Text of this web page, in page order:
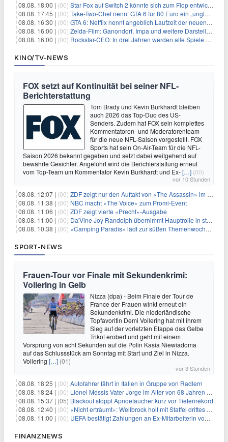
08.08. 18:00 | (00) Star Fox auf Switch 2 könnte sich zum Flop entwickeln
08.08. 17:45 | (00) Take-Two-Chef nennt GTA 6 für 80 Euro ein „unglaubliches Schnäppchen“
08.08. 16:30 | (00) GTA 6: Netflix nennt angeblich Laufzeit der neuen Gameplay-Präsentation
08.08. 16:00 | (00) Zelda-Film: Ganondorf, Impa und weitere Darsteller sollen feststehen
08.08. 16:00 | (00) Rockstar-CEO: In drei Jahren werden alle Spiele gestreamt
KINO/TV-NEWS
FOX setzt auf Kontinuität bei seiner NFL-
Berichterstattung
Tom Brady und Kevin Burkhardt bleiben
auch 2026 das Top-Duo des US-
Senders. Zudem hat FOX sein komplettes
Kommentatoren- und Moderatorenteam
für die neue NFL-Saison vorgestellt. FOX
Sports hat sein On-Air-Team für die NFL-
Saison 2026 bekannt gegeben und setzt dabei weitgehend auf
bewährte Gesichter. Angeführt wird die Berichterstattung erneut
vom Top-Team um Kommentator Kevin Burkhardt und Ex-[…] (00)
vor 10 Stunden
08.08. 12:07 | (00) ZDF zeigt nur den Auftakt von «The Assassin» im Fernsehen
08.08. 11:38 | (00) NBC macht «The Voice» zum Promi-Event
08.08. 11:06 | (00) ZDF zeigt vierte «Precht»-Ausgabe
08.08. 11:00 | (00) Da'Vine Joy Randolph übernimmt Hauptrolle in starbesetzter schwarzer Komödie
08.08. 10:38 | (00) «Camping Paradis» lädt zur süßen Themenwoche ein
SPORT-NEWS
Frauen-Tour vor Finale mit Sekundenkrimi:
Vollering in Gelb
Nizza (dpa) - Beim Finale der Tour de
France der Frauen winkt erneut ein
Sekundenkrimi. Die niederländische
Topfavoritin Demi Vollering hat mit ihrem
Sieg auf der vorletzten Etappe das Gelbe
Trikot erobert und geht mit einem
Vorsprung von acht Sekunden auf die Polin Kasia Niewiadoma
auf das Schlussstück am Sonntag mit Start und Ziel in Nizza.
Vollering […] (01)
vor 3 Stunden
08.08. 18:25 | (00) Autofahrer fährt in Italien in Gruppe von Radlern
08.08. 18:24 | (00) Lionel Messis Vater Jorge im Alter von 68 Jahren gestorben
08.08. 15:37 | (05) Blackout stoppt Apnoetaucher kurz vor Tiefenrekord
08.08. 12:40 | (00) «Nicht erträumt»: Wellbrock holt mit Staffel drittes EM-Gold
08.08. 11:00 | (00) UEFA bestätigt Zahlungen an Ex-Mitarbeiterin von Infantino
FINANZNEWS